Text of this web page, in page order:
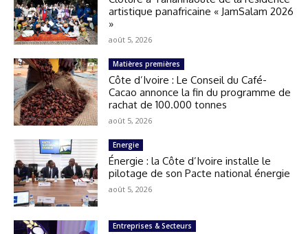
artistique panafricaine « JamSalam 2026
»
août 5, 2026
Matières premières
Côte d’Ivoire : Le Conseil du Café-
Cacao annonce la fin du programme de
rachat de 100.000 tonnes
août 5, 2026
Energie
Énergie : la Côte d’Ivoire installe le
pilotage de son Pacte national énergie
août 5, 2026
Entreprises & Secteurs